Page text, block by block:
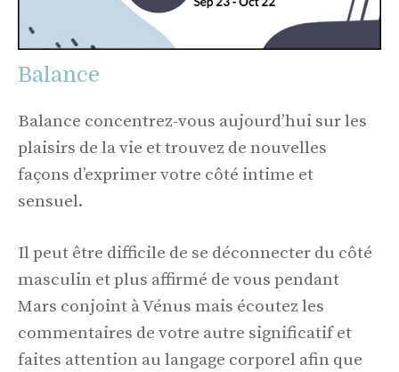
Balance
Balance concentrez-vous aujourd’hui sur les
plaisirs de la vie et trouvez de nouvelles
façons d’exprimer votre côté intime et
sensuel.
Il peut être difficile de se déconnecter du côté
masculin et plus affirmé de vous pendant
Mars conjoint à Vénus mais écoutez les
commentaires de votre autre significatif et
faites attention au langage corporel afin que